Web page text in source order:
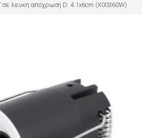
σε λευκή απόχρωση D: 4.1x6cm (X00360W)